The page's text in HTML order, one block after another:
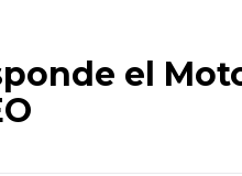
el